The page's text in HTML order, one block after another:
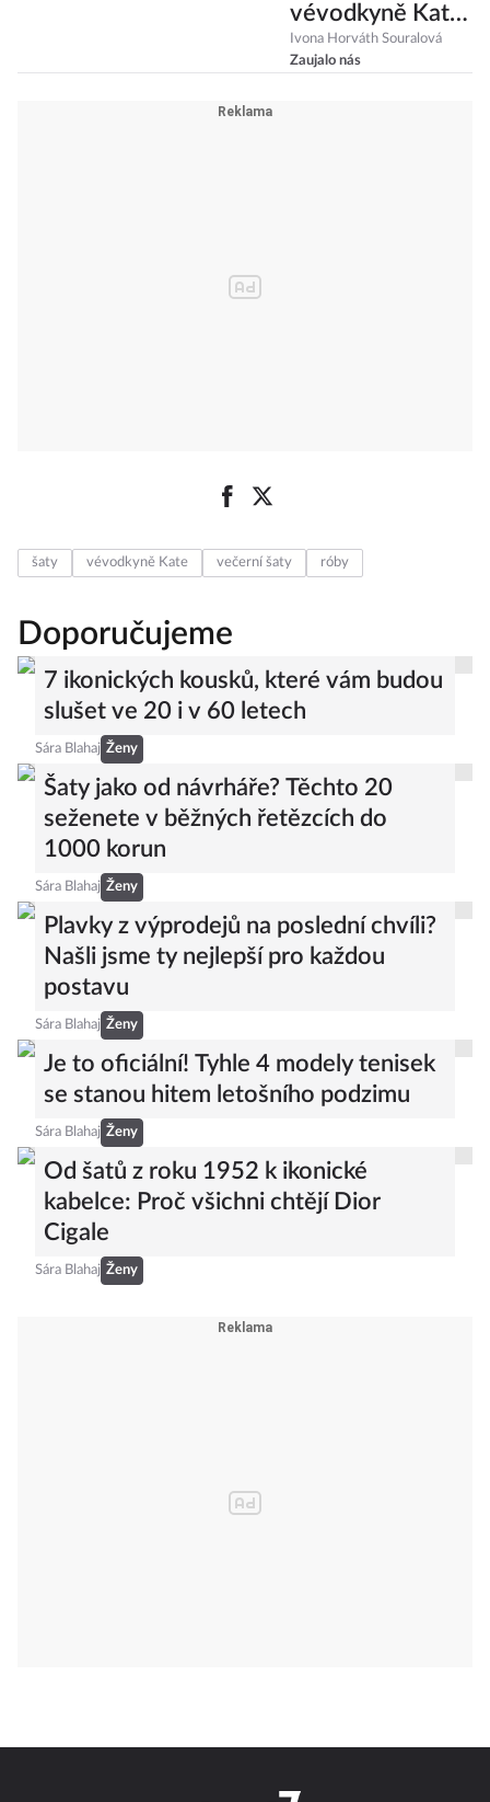
vévodkyně Kate
oblékla podobně
jako princezna
Ivona Horváth Souralová
Zaujalo nás
šaty vévodkyně Kate večerní šaty róby
Doporučujeme
7 ikonických kousků, které vám budou
slušet ve 20 i v 60 letech
Sára Blahaj Ženy
Šaty jako od návrháře? Těchto 20
seženete v běžných řetězcích do
1000 korun
Sára Blahaj Ženy
Plavky z výprodejů na poslední chvíli?
Našli jsme ty nejlepší pro každou
postavu
Sára Blahaj Ženy
Je to oficiální! Tyhle 4 modely tenisek
se stanou hitem letošního podzimu
Sára Blahaj Ženy
Od šatů z roku 1952 k ikonické
kabelce: Proč všichni chtějí Dior
Cigale
Sára Blahaj Ženy